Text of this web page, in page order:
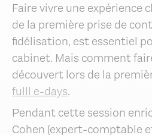
Faire vivre une expérience
de la première prise de
fidélisation, est essentiel
cabinet. Mais comment
découvert lors de la
fulll e-days.
Pendant cette session
Cohen (expert-comptable